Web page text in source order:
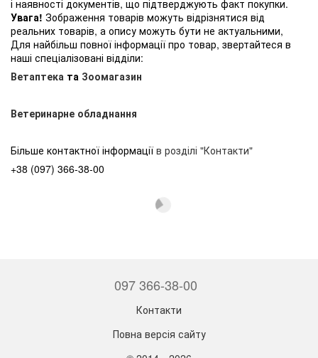
і наявності документів, що підтверджують факт покупки.
Увага! Зображення товарів можуть відрізнятися від
реальних товарів, а опису можуть бути не актуальними,
Для найбільш повної інформації про товар, звертайтеся в
наші спеціалізовані відділи:
Ветаптека та Зоомагазин
Ветеринарне обладнання
Більше контактної інформації в розділі "Контакти"
+38 (097) 366-38-00
097 366-38-00
Контакти
Повна версія сайту